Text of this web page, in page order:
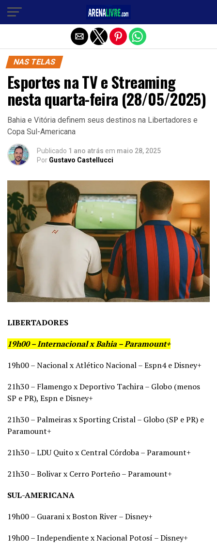
NAS TELAS
Esportes na TV e Streaming
nesta quarta-feira (28/05/2025)
Bahia e Vitória definem seus destinos na Libertadores e
Copa Sul-Americana
Publicado 1 ano atrás em maio 28, 2025
Por Gustavo Castellucci
LIBERTADORES
19h00 – Internacional x Bahia – Paramount+
19h00 – Nacional x Atlético Nacional – Espn4 e Disney+
21h30 – Flamengo x Deportivo Tachira – Globo (menos
SP e PR), Espn e Disney+
21h30 – Palmeiras x Sporting Cristal – Globo (SP e PR) e
Paramount+
21h30 – LDU Quito x Central Córdoba – Paramount+
21h30 – Bolivar x Cerro Porteño – Paramount+
SUL-AMERICANA
19h00 – Guarani x Boston River – Disney+
19h00 – Independiente x Nacional Potosí – Disney+
Sair da versão mobile